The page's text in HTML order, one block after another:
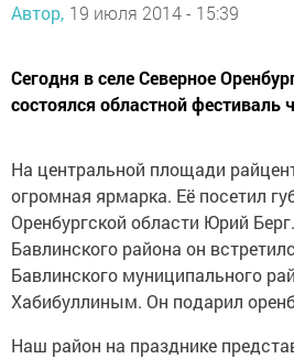
Автор, 19 июля 2014 - 15:39
Сегодня в селе Северное
состоялся областной фестиваль
На центральной площади
огромная ярмарка. Её посетил
Оренбургской области Юрий
Бавлинского района он
Бавлинского муниципального
Хабибуллиным. Он подарил
Наш район на празднике